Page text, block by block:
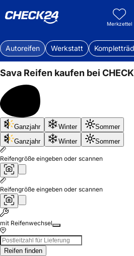
Merkzettel
Autoreifen Werkstatt
Sava Reifen kaufen bei
Bis
50%
sparen
Ganzjahr Winter
Sommer
Ganzjahr
Winter Sommer
Reifengröße eingeben oder scannen
Reifengröße eingeben oder scannen
mit Reifenwechsel
Reifen finden